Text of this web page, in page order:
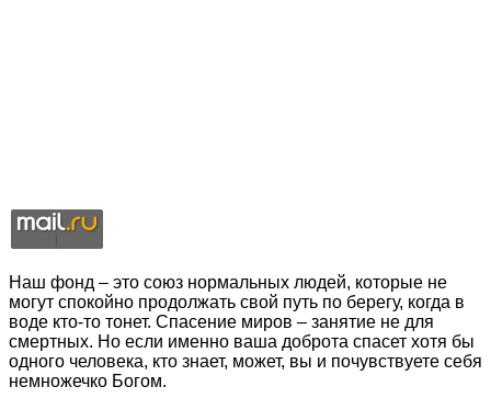
Наш фонд – это союз нормальных людей, которые не
могут спокойно продолжать свой путь по берегу, когда в
воде кто-то тонет. Спасение миров – занятие не для
смертных. Но если именно ваша доброта спасет хотя бы
одного человека, кто знает, может, вы и почувствуете себя
немножечко Богом.